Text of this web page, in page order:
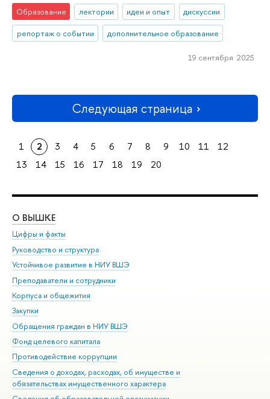
Образование лектории идеи и опыт
дискуссии
репортаж о событии
дополнительное образование
19 сентября 2025
Следующая страница
1 2 3 4 5 6 7 8 9 10 11
12
13
14 15 16 17 18 19 20
О ВЫШКЕ
Цифры и факты
Руководство и структура
Устойчивое развитие в НИУ ВШЭ
Преподаватели и сотрудники
Корпуса и общежития
Закупки
Обращения граждан в НИУ ВШЭ
Фонд целевого капитала
Противодействие коррупции
Сведения о доходах, расходах, об имуществе и
обязательствах имущественного характера